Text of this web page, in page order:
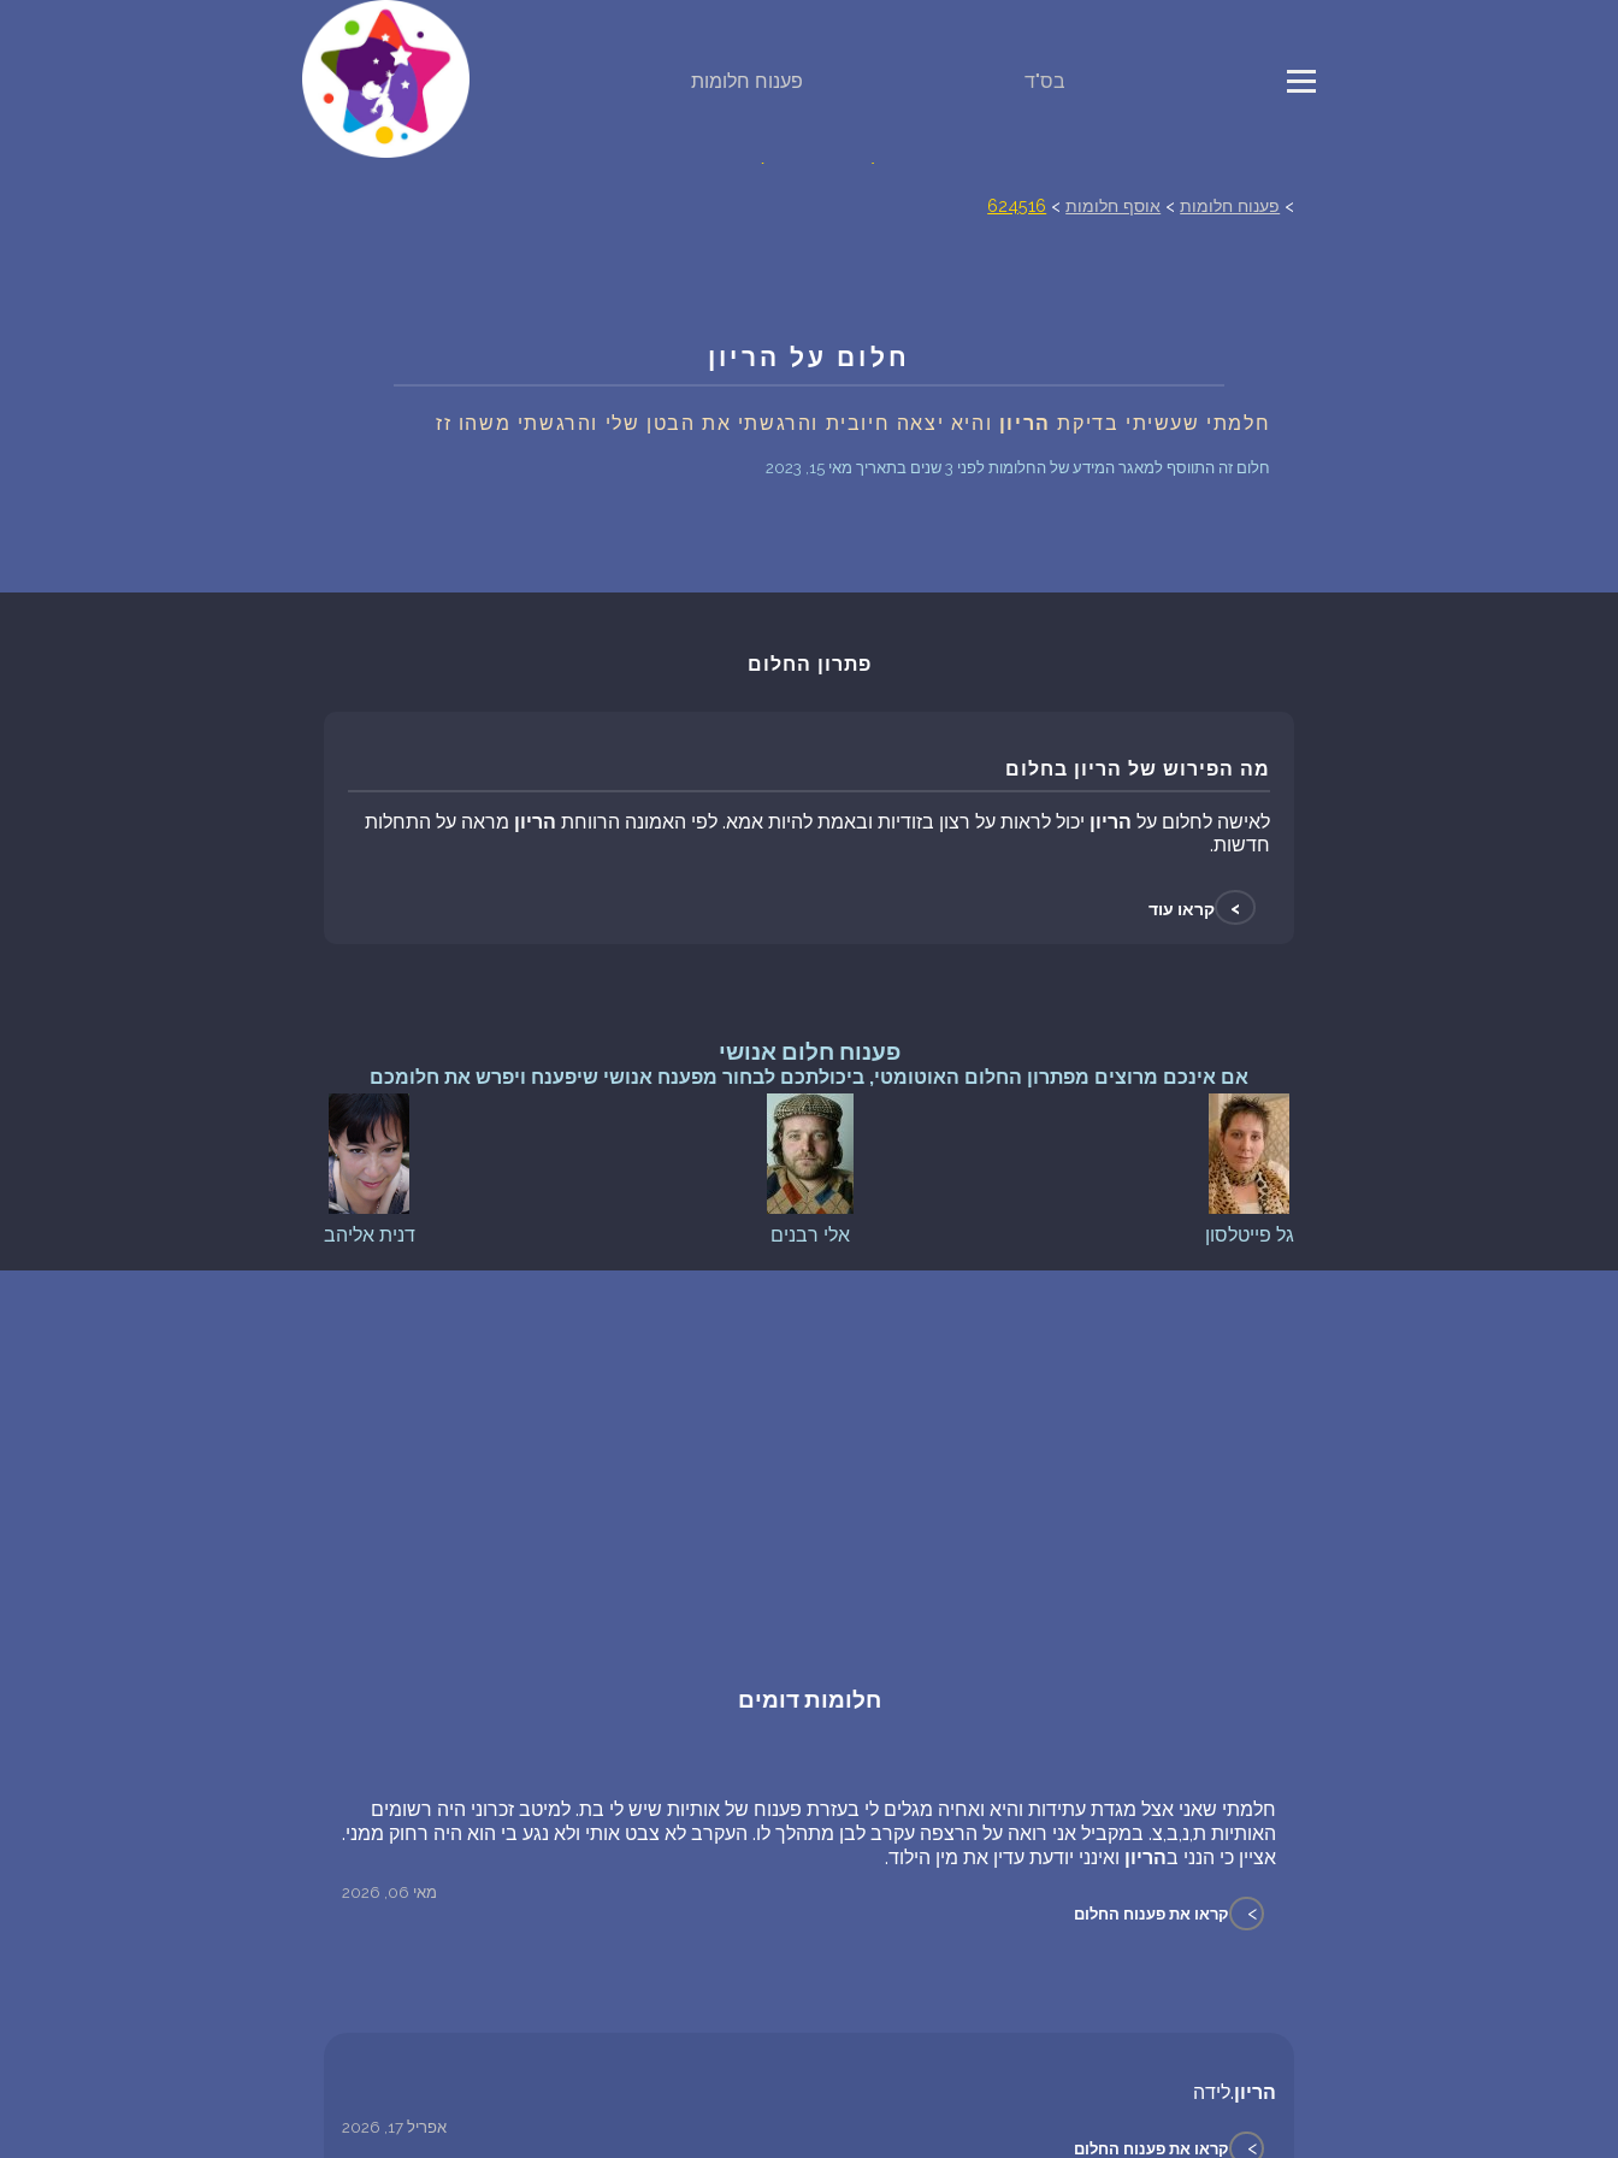
פענוח חלומות בס"ד פירוש חלומות
על מה חולמים
חלומות נפוצים
> פענוח חלומות > אוסף חלומות >
624516
חלום על הריון
חלמתי שעשיתי בדיקת הריון והיא יצאה חיובית והרגשתי את הבטן שלי והרגשתי משהו זז
חלום זה התווסף למאגר המידע של החלומות לפני 3 שנים בתאריך מאי 15, 2023
פתרון החלום
מה הפירוש של הריון בחלום
לאישה לחלום על הריון יכול לראות על רצון בזודיות ובאמת להיות אמא. לפי האמונה הרווחת הריון מראה על התחלות
חדשות.
> קראו עוד
פענוח חלום אנושי
אם אינכם מרוצים מפתרון החלום האוטומטי, ביכולתכם לבחור מפענח אנושי שיפענח ויפרש את חלומכם
גל פייטלסון אלי רבנים דנית אליהב
חלומות דומים
חלמתי שאני אצל מגדת עתידות והיא ואחיה מגלים לי בעזרת פענוח של אותיות שיש לי בת. למיטב זכרוני היה רשומים
האותיות ת,נ,ב,צ. במקביל אני רואה על הרצפה עקרב לבן מתהלך לו. העקרב לא צבט אותי ולא נגע בי הוא היה רחוק ממני.
אציין כי הנני בהריון ואינני יודעת עדין את מין הילוד.
מאי 06, 2026
> קראו את פענוח החלום
הריון.לידה
אפריל 17, 2026
> קראו את פענוח החלום